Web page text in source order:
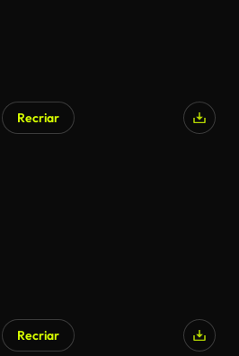
Recriar
Recriar